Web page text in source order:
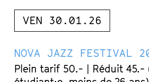
VEN 30.01.26
NOVA JAZZ FESTIVAL
Plein tarif 50.- | Réduit 45.-